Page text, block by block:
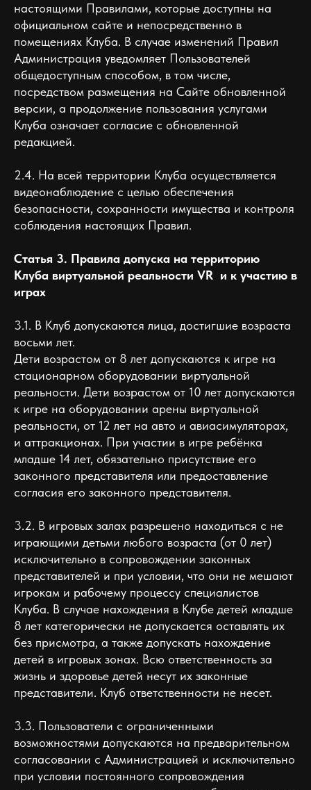
настоящими Правилами, которые доступны на
официальном сайте и непосредственно в
помещениях Клуба. В случае изменений Правил
Администрация уведомляет Пользователей
общедоступным способом, в том числе,
посредством размещения на Сайте обновленной
версии, а продолжение пользования услугами
Клуба означает согласие с обновленной
редакцией.
2.4. На всей территории Клуба осуществляется
видеонаблюдение с целью обеспечения
безопасности, сохранности имущества и контроля
соблюдения настоящих Правил.
Статья 3. Правила допуска на территорию
Клуба виртуальной реальности VR и к участию в
играх
3.1. В Клуб допускаются лица, достигшие возраста
восьми лет.
Дети возрастом от 8 лет допускаются к игре на
стационарном оборудовании виртуальной
реальности. Дети возрастом от 10 лет допускаются
к игре на оборудовании арены виртуальной
реальности, от 12 лет на авто и авиасимуляторах,
и аттракционах. При участии в игре ребёнка
младше 14 лет, обязательно присутствие его
законного представителя или предоставление
согласия его законного представителя.
3.2. В игровых залах разрешено находиться с не
играющими детьми любого возраста (от 0 лет)
исключительно в сопровождении законных
представителей и при условии, что они не мешают
игрокам и рабочему процессу специалистов
Клуба. В случае нахождения в Клубе детей младше
8 лет категорически не допускается оставлять их
без присмотра, а также допускать нахождение
детей в игровых зонах. Всю ответственность за
жизнь и здоровье детей несут их законные
представители. Клуб ответственности не несет.
3.3. Пользователи с ограниченными
возможностями допускаются на предварительном
согласовании с Администрацией и исключительно
при условии постоянного сопровождения